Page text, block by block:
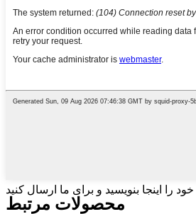
خود را اینجا بنویسید و برای ما ارسال کنید
محصولات مرتبط